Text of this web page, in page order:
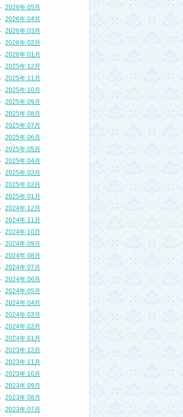
2026年 05月
2026年 04月
2026年 03月
2026年 02月
2026年 01月
2025年 12月
2025年 11月
2025年 10月
2025年 09月
2025年 08月
2025年 07月
2025年 06月
2025年 05月
2025年 04月
2025年 03月
2025年 02月
2025年 01月
2024年 12月
2024年 11月
2024年 10月
2024年 09月
2024年 08月
2024年 07月
2024年 06月
2024年 05月
2024年 04月
2024年 03月
2024年 02月
2024年 01月
2023年 12月
2023年 11月
2023年 10月
2023年 09月
2023年 08月
2023年 07月